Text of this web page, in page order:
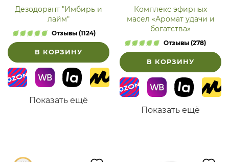
Дезодорант "Имбирь и
лайм"
Отзывы (1124)
В КОРЗИНУ
Показать ещё
Комплекс эфирных
масел «Аромат удачи и
богатства»
Отзывы (278)
В КОРЗИНУ
Показать ещё